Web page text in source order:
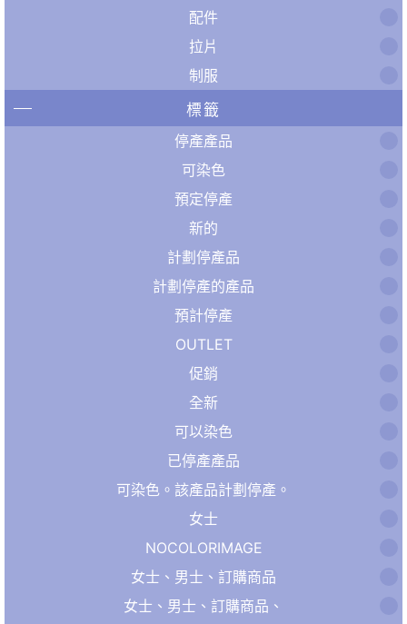
配件
拉片
制服
標籤
停產產品
可染色
預定停產
新的
計劃停產品
計劃停產的產品
預計停產
OUTLET
促銷
全新
可以染色
已停產產品
可染色。該產品計劃停產。
女士
NOCOLORIMAGE
女士、男士、訂購商品
女士、男士、訂購商品、